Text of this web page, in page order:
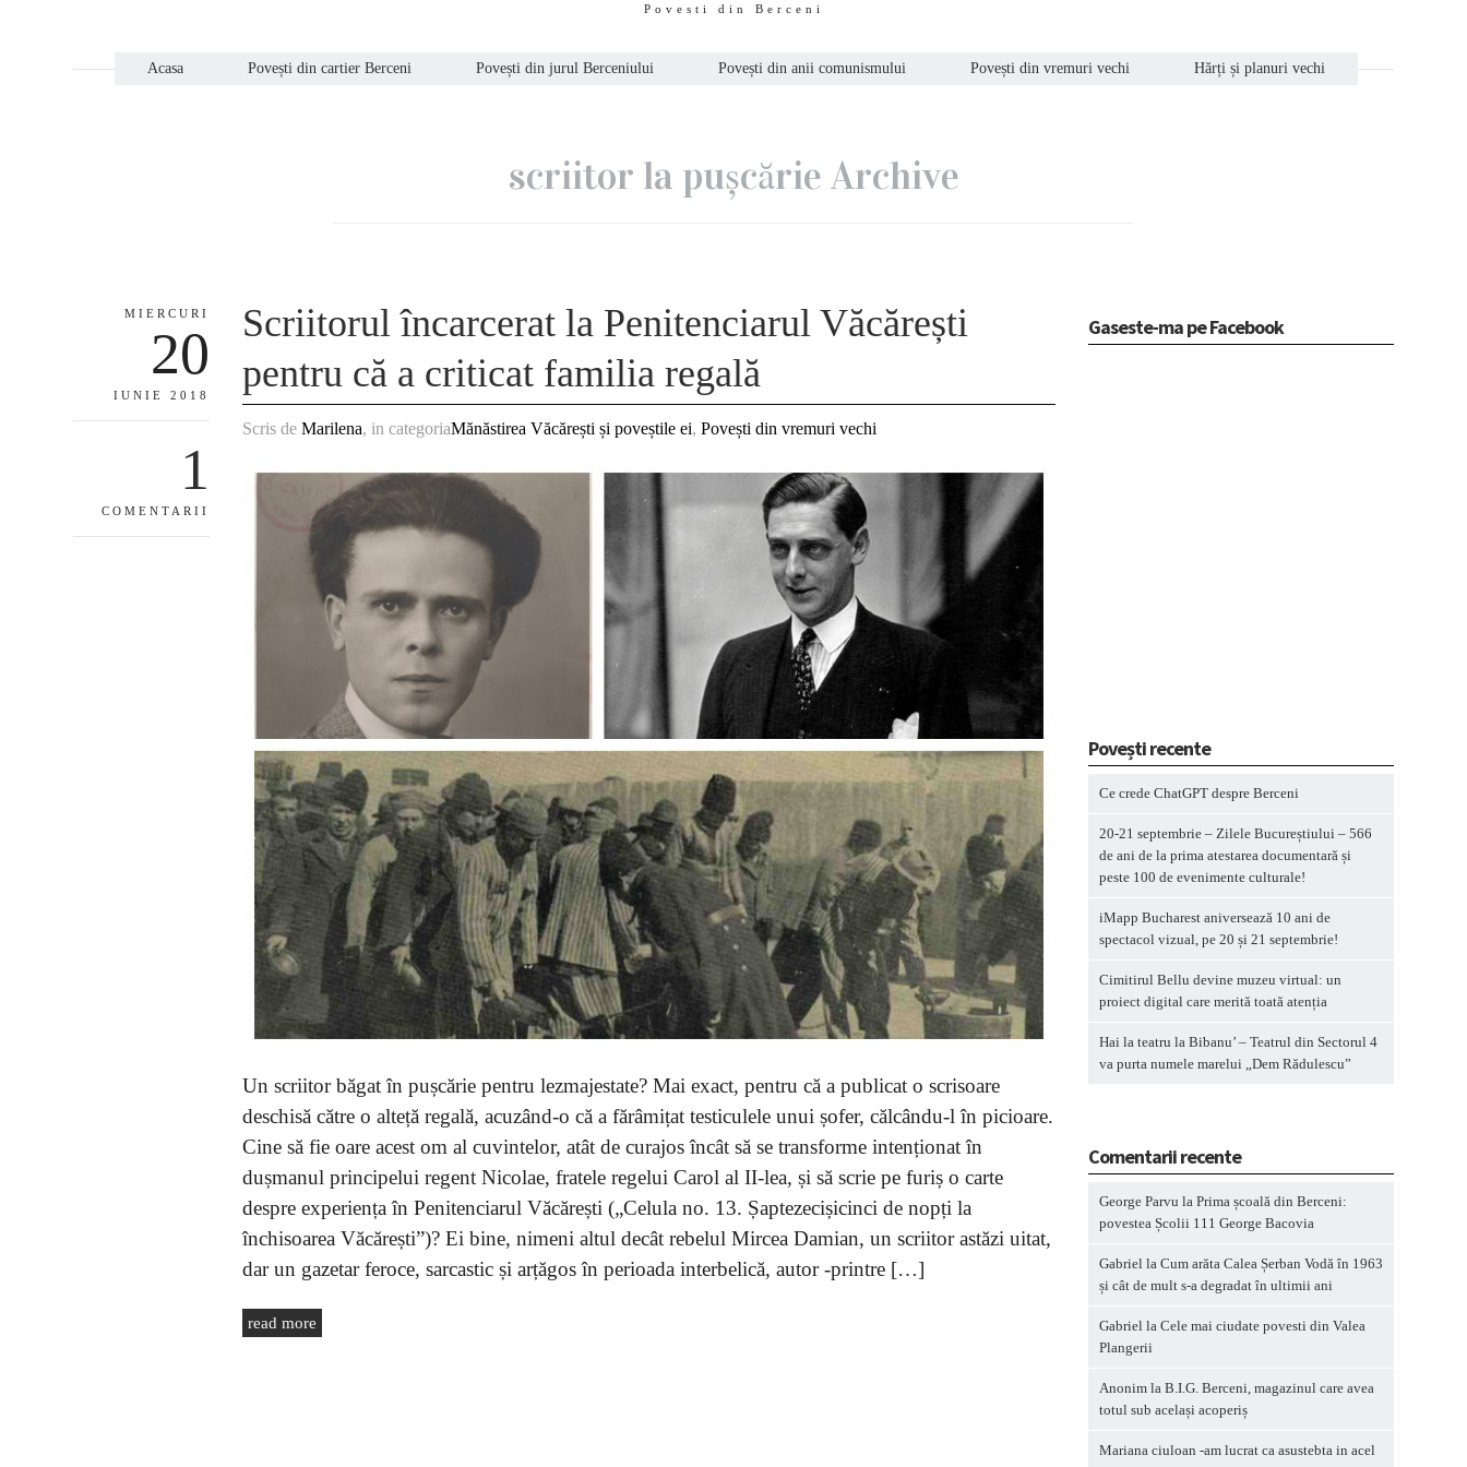
Povesti din Berceni
Acasa Povești din cartier Berceni Povești din jurul Berceniului Povești din anii comunismului Povești din vremuri vechi Hărți și planuri vechi
scriitor la pușcărie Archive
MIERCURI
20
IUNIE 2018
1
COMENTARII
Scriitorul încarcerat la Penitenciarul Văcărești
pentru că a criticat familia regală
Scris deMarilena, in categoriaMănăstirea Văcărești și poveștile ei,Povești din vremuri vechi
Un scriitor băgat în pușcărie pentru lezmajestate? Mai exact, pentru că a publicat o scrisoare
deschisă către o alteță regală, acuzând-o că a fărâmițat testiculele unui șofer, călcându-l în picioare.
Cine să fie oare acest om al cuvintelor, atât de curajos încât să se transforme intenționat în
dușmanul principelui regent Nicolae, fratele regelui Carol al II-lea, și să scrie pe furiș o carte
despre experiența în Penitenciarul Văcărești („Celula no. 13. Șaptezecișicinci de nopți la
închisoarea Văcărești”)? Ei bine, nimeni altul decât rebelul Mircea Damian, un scriitor astăzi uitat,
dar un gazetar feroce, sarcastic și arțăgos în perioada interbelică, autor -printre […]
read more
Gaseste-ma pe Facebook
Povești recente
Ce crede ChatGPT despre Berceni
20-21 septembrie – Zilele Bucureștiului – 566
de ani de la prima atestarea documentară și
peste 100 de evenimente culturale!
iMapp Bucharest aniversează 10 ani de
spectacol vizual, pe 20 și 21 septembrie!
Cimitirul Bellu devine muzeu virtual: un
proiect digital care merită toată atenția
Hai la teatru la Bibanu’ – Teatrul din Sectorul 4
va purta numele marelui „Dem Rădulescu”
Comentarii recente
George Parvu la Prima școală din Berceni:
povestea Școlii 111 George Bacovia
Gabriel la Cum arăta Calea Șerban Vodă în 1963
și cât de mult s-a degradat în ultimii ani
Gabriel la Cele mai ciudate povesti din Valea
Plangerii
Anonim la B.I.G. Berceni, magazinul care avea
totul sub același acoperiș
Mariana ciuloan -am lucrat ca asustebta in acel